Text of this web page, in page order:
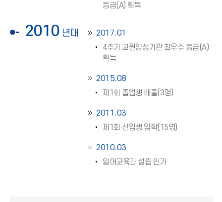
등급(A) 획득
2010 년대
2017.01
4주기 교원양성기관 최우수 등급(A)
획득
2015.08
제1회 졸업생 배출(3명)
2011.03
제1회 신입생 입학(15명)
2010.03
일어교육과 설립 인가